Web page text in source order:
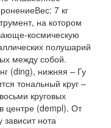
7 кг
на котором
космическую
полушарий
между собой.
(ding), нижняя – Гу
тональный круг –
круговых
центре (dempl). От
нота